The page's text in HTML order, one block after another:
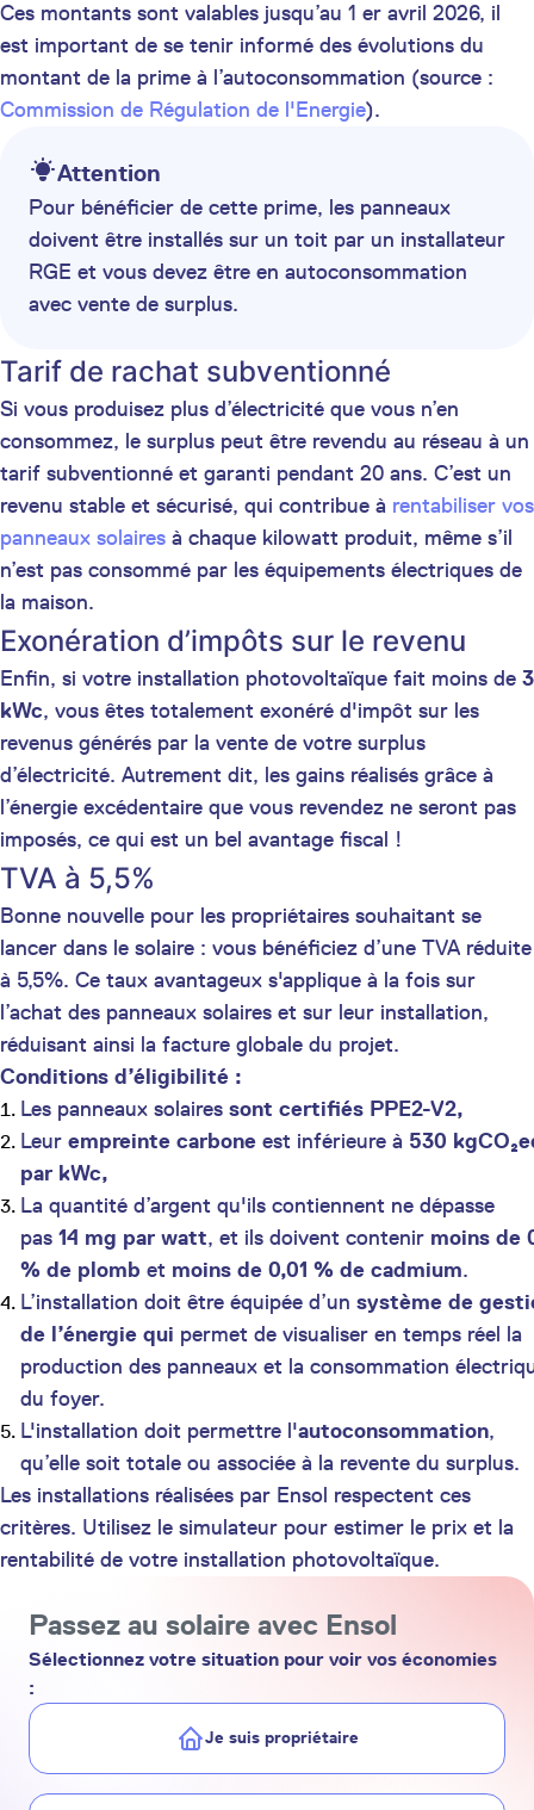
Ces montants sont valables jusqu’au 1 er avril 2026, il
est important de se tenir informé des évolutions du
montant de la prime à l’autoconsommation (source :
Commission de Régulation de l'Energie).
Attention
Pour bénéficier de cette prime, les panneaux
doivent être installés sur un toit par un installateur
RGE et vous devez être en autoconsommation
avec vente de surplus.
Tarif de rachat subventionné
Si vous produisez plus d’électricité que vous n’en
consommez, le surplus peut être revendu au réseau à un
tarif subventionné et garanti pendant 20 ans. C’est un
revenu stable et sécurisé, qui contribue à rentabiliser vos
panneaux solaires à chaque kilowatt produit, même s’il
n’est pas consommé par les équipements électriques de
la maison.
Exonération d’impôts sur le revenu
Enfin, si votre installation photovoltaïque fait moins de 3
kWc, vous êtes totalement exonéré d'impôt sur les
revenus générés par la vente de votre surplus
d’électricité. Autrement dit, les gains réalisés grâce à
l’énergie excédentaire que vous revendez ne seront pas
imposés, ce qui est un bel avantage fiscal !
TVA à 5,5%
Bonne nouvelle pour les propriétaires souhaitant se
lancer dans le solaire : vous bénéficiez d’une TVA réduite
à 5,5%. Ce taux avantageux s'applique à la fois sur
l’achat des panneaux solaires et sur leur installation,
réduisant ainsi la facture globale du projet.
Conditions d’éligibilité :
Les panneaux solaires sont certifiés PPE2-V2,
Leur empreinte carbone est inférieure à 530
par kWc,
La quantité d’argent qu'ils contiennent ne dépasse
pas 14 mg par watt, et ils doivent contenir moins de
% de plomb et moins de 0,01 % de cadmium.
L’installation doit être équipée d’un système de
de l’énergie qui permet de visualiser en temps réel la
production des panneaux et la consommation
du foyer.
L'installation doit permettre l'autoconsommation,
qu’elle soit totale ou associée à la revente du surplus.
Les installations réalisées par Ensol respectent ces
critères. Utilisez le simulateur pour estimer le prix et la
rentabilité de votre installation photovoltaïque.
Passez au solaire avec Ensol
Sélectionnez votre situation pour voir vos économies
:
Je suis propriétaire